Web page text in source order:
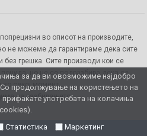
за да ви овозможиме најдобро
продолжување на користењето на
прифаќате употребата на колачиња
Статистика Маркетинг
во описот на производите,
не можеме да гарантираме дека сите
грешка. Сите производи кои се
но не се подразбира дека се
секој момент.
на разбирањето